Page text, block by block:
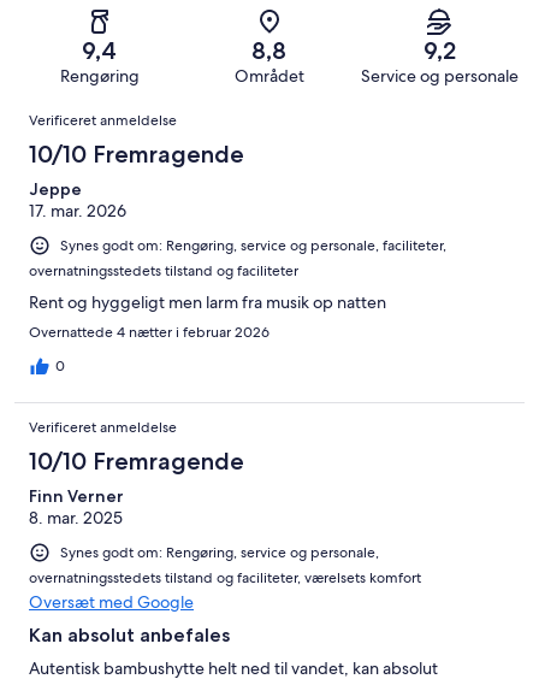
anmeldelser
734
alt
734
Forfærdeligt.
af
alt
734
anmeldelser
9,4
Rengøring
8,8
Området
9,2
Service og personale
Anmeldelser
Verificeret anmeldelse
10/10 Fremragende
Jeppe
17. mar. 2026
Synes godt om: Rengøring, service og personale, faciliteter,
overnatningsstedets tilstand og faciliteter
Rent og hyggeligt men larm fra musik op natten
Overnattede 4 nætter i februar 2026
0
Verificeret anmeldelse
10/10 Fremragende
Finn Verner
8. mar. 2025
Synes godt om: Rengøring, service og personale,
overnatningsstedets tilstand og faciliteter, værelsets komfort
Oversæt med Google
Kan absolut anbefales
Autentisk bambushytte helt ned til vandet, kan absolut